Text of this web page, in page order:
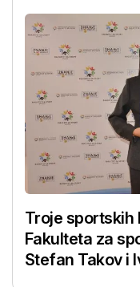
Troje sportskih
Fakulteta za
Stefan Takov i